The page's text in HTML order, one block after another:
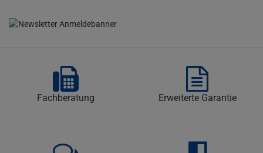
Fachberatung Erweiterte Garantie